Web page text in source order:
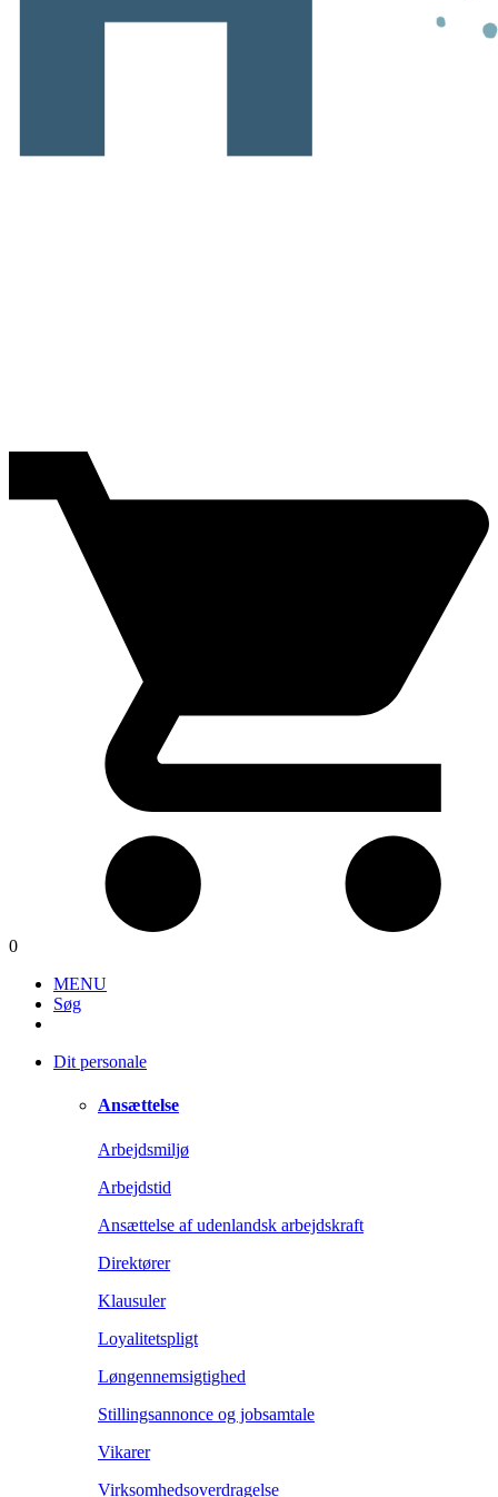
0
MENU
Søg
Dit personale
Ansættelse
Arbejdsmiljø
Arbejdstid
Ansættelse af udenlandsk arbejdskraft
Direktører
Klausuler
Loyalitetspligt
Løngennemsigtighed
Stillingsannonce og jobsamtale
Vikarer
Virksomhedsoverdragelse